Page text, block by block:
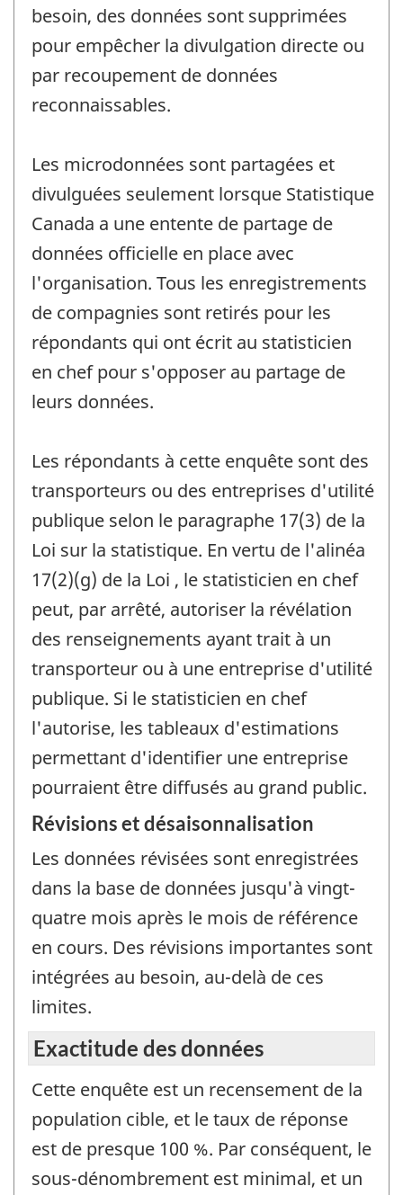
besoin, des données sont supprimées
pour empêcher la divulgation directe ou
par recoupement de données
reconnaissables.
Les microdonnées sont partagées et
divulguées seulement lorsque Statistique
Canada a une entente de partage de
données officielle en place avec
l'organisation. Tous les enregistrements
de compagnies sont retirés pour les
répondants qui ont écrit au statisticien
en chef pour s'opposer au partage de
leurs données.
Les répondants à cette enquête sont des
transporteurs ou des entreprises d'utilité
publique selon le paragraphe 17(3) de la
Loi sur la statistique. En vertu de l'alinéa
17(2)(g) de la Loi , le statisticien en chef
peut, par arrêté, autoriser la révélation
des renseignements ayant trait à un
transporteur ou à une entreprise d'utilité
publique. Si le statisticien en chef
l'autorise, les tableaux d'estimations
permettant d'identifier une entreprise
pourraient être diffusés au grand public.
Révisions et désaisonnalisation
Les données révisées sont enregistrées
dans la base de données jusqu'à vingt-
quatre mois après le mois de référence
en cours. Des révisions importantes sont
intégrées au besoin, au-delà de ces
limites.
Exactitude des données
Cette enquête est un recensement de la
population cible, et le taux de réponse
est de presque 100 %. Par conséquent, le
sous-dénombrement est minimal, et un